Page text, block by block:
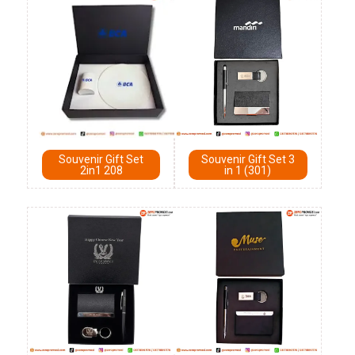
Souvenir Gift Set
2in1 208
Souvenir Gift Set 3
in 1 (301)